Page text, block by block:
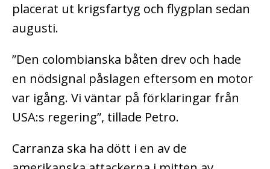
placerat ut krigsfartyg och flygplan sedan
augusti.
”Den colombianska båten drev och hade
en nödsignal påslagen eftersom en motor
var igång. Vi väntar på förklaringar från
USA:s regering”, tillade Petro.
Carranza ska ha dött i en av de